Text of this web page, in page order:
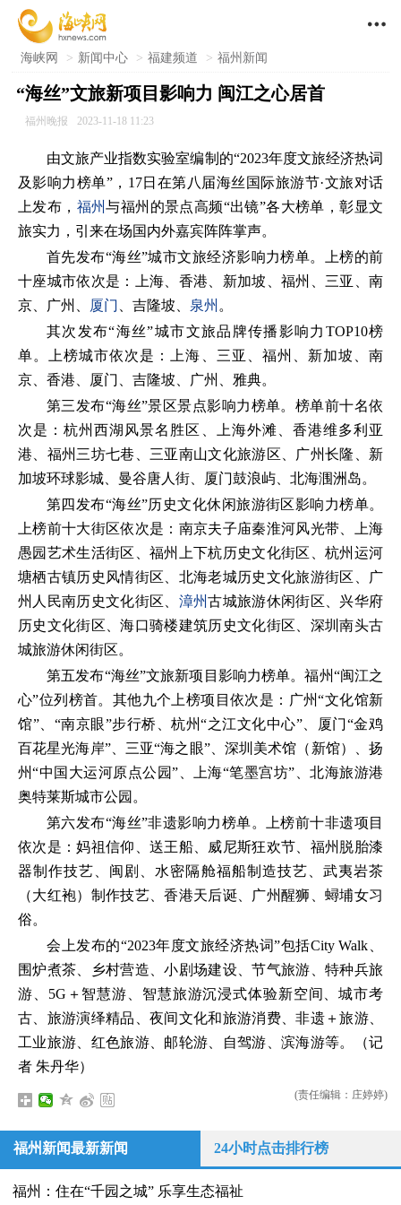

海峡网 > 新闻中心 > 福建频道 > 福州新闻
“海丝”文旅新项目影响力 闽江之心居首
福州晚报 2023-11-18 11:23
由文旅产业指数实验室编制的“2023年度文旅经济热词
及影响力榜单”，17日在第八届海丝国际旅游节·文旅对话
上发布， 福州与福州的景点高频“出镜”各大榜单，彰显文
旅实力，引来在场国内外嘉宾阵阵掌声。
首先发布“海丝”城市文旅经济影响力榜单。上榜的前
十座城市依次是：上海、香港、新加坡、福州、三亚、南
京、广州、
厦门 、吉隆坡、 泉州 。
其次发布“海丝”城市文旅品牌传播影响力TOP10榜
单。上榜城市依次是：上海、三亚、福州、新加坡、南
京、香港、厦门、吉隆坡、广州、雅典。
第三发布“海丝”景区景点影响力榜单。榜单前十名依
次是：杭州西湖风景名胜区、上海外滩、香港维多利亚
港、福州三坊七巷、三亚南山文化旅游区、广州长隆、新
加坡环球影城、曼谷唐人街、厦门鼓浪屿、北海涠洲岛。
第四发布“海丝”历史文化休闲旅游街区影响力榜单。
上榜前十大街区依次是：南京夫子庙秦淮河风光带、上海
愚园艺术生活街区、福州上下杭历史文化街区、杭州运河
塘栖古镇历史风情街区、北海老城历史文化旅游街区、广
州人民南历史文化街区、 漳州古城旅游休闲街区、兴华府
历史文化街区、海口骑楼建筑历史文化街区、深圳南头古
城旅游休闲街区。
第五发布“海丝”文旅新项目影响力榜单。福州“闽江之
心”位列榜首。其他九个上榜项目依次是：广州“文化馆新
馆”、“南京眼”步行桥、杭州“之江文化中心”、厦门“金鸡
百花星光海岸”、三亚“海之眼”、深圳美术馆（新馆）、扬
州“中国大运河原点公园”、上海“笔墨宫坊”、北海旅游港
奥特莱斯城市公园。
第六发布“海丝”非遗影响力榜单。上榜前十非遗项目
依次是：妈祖信仰、送王船、威尼斯狂欢节、福州脱胎漆
器制作技艺、闽剧、水密隔舱福船制造技艺、武夷岩茶
（大红袍）制作技艺、香港天后诞、广州醒狮、蟳埔女习
俗。
会上发布的“2023年度文旅经济热词”包括City Walk、
围炉煮茶、乡村营造、小剧场建设、节气旅游、特种兵旅
游、5G＋智慧游、智慧旅游沉浸式体验新空间、城市考
古、旅游演绎精品、夜间文化和旅游消费、非遗＋旅游、
工业旅游、红色旅游、邮轮游、自驾游、滨海游等。（记
者 朱丹华）
(责任编辑：庄婷婷)
福州新闻最新新闻 24小时点击排行榜
福州：住在“千园之城” 乐享生态福祉